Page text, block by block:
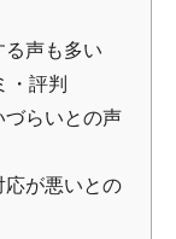
声も多い
・評判
らいとの声
が悪いとの